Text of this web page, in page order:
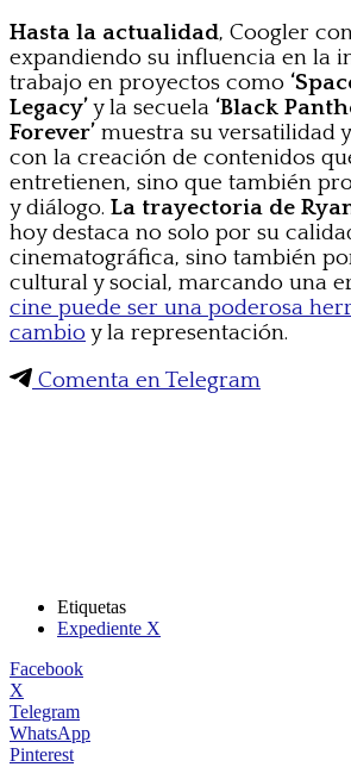
Hasta la actualidad, Coogler
expandiendo su influencia en la
trabajo en proyectos como
Legacy’ y la secuela ‘Black
Forever’ muestra su versatilidad
con la creación de contenidos
entretienen, sino que también
y diálogo. La trayectoria de
hoy destaca no solo por su
cinematográfica, sino también
cultural y social, marcando una
cine puede ser una poderosa
cambioy la representación.
Comenta en Telegram
Etiquetas
Expediente X
Facebook
X
Telegram
WhatsApp
Pinterest